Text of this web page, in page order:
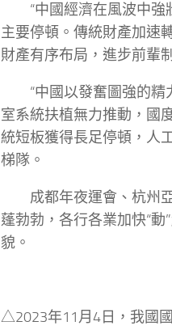
“中國經濟在風波中
主要停頓。傳統財產加速
財產有序布局，進步前輩
“中國以發奮圖強的
室系統扶植無力推動，國
統短板獲得長足停頓，人
梯隊。
成都年夜運會、杭州
蓬勃勃，各行各業加快“
貌。
△2023年11月4日，我國